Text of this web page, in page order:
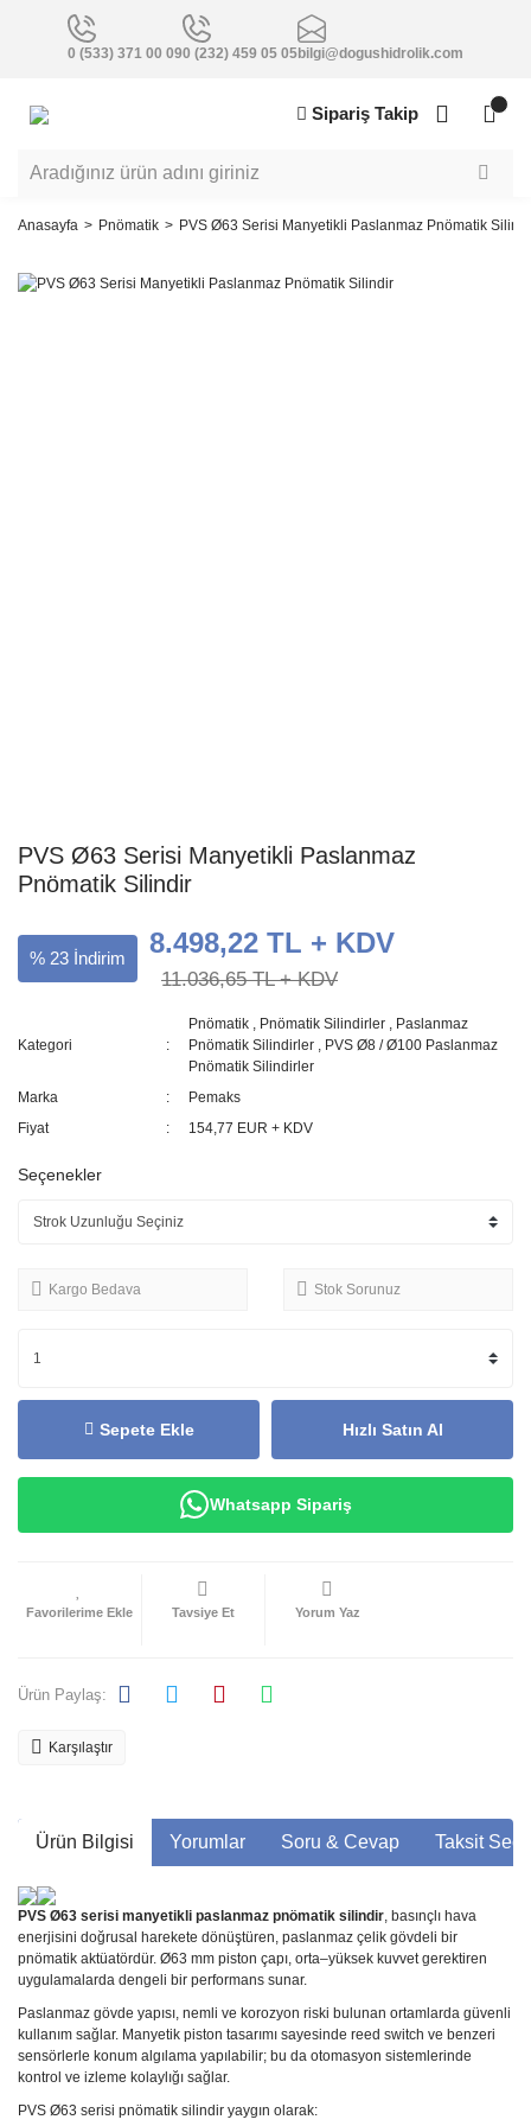
0 (533) 371 00 090 (232) 459 05 05bilgi@dogushidrolik.com
Sipariş Takip
Anasayfa Pnömatik PVS Ø63 Serisi Manyetikli Paslanmaz Pnömatik
PVS Ø63 Serisi Manyetikli Paslanmaz
Pnömatik Silindir
% 23 İndirim 8.498,22 TL + KDV
11.036,65 TL + KDV
Kategori
Pnömatik , Pnömatik Silindirler , Paslanmaz
Pnömatik Silindirler , PVS Ø8 / Ø100 Paslanmaz
Pnömatik Silindirler
Marka
Pemaks
Fiyat
154,77 EUR + KDV
Seçenekler
Kargo Bedava Stok Sorunuz
Sepete Ekle Hızlı Satın Al
Whatsapp Sipariş
Tavsiye Et Yorum Yaz
Ürün Paylaş:
Karşılaştır
Ürün Bilgisi Yorumlar Soru & Cevap Taksit
PVS Ø63 serisi manyetikli paslanmaz pnömatik silindir, basınçlı hava
enerjisini doğrusal harekete dönüştüren, paslanmaz çelik gövdeli bir
pnömatik aktüatördür. Ø63 mm piston çapı, orta–yüksek kuvvet gerektiren
uygulamalarda dengeli bir performans sunar.
Paslanmaz gövde yapısı, nemli ve korozyon riski bulunan ortamlarda güvenli
kullanım sağlar. Manyetik piston tasarımı sayesinde reed switch ve benzeri
sensörlerle konum algılama yapılabilir; bu da otomasyon sistemlerinde
kontrol ve izleme kolaylığı sağlar.
PVS Ø63 serisi pnömatik silindir yaygın olarak: